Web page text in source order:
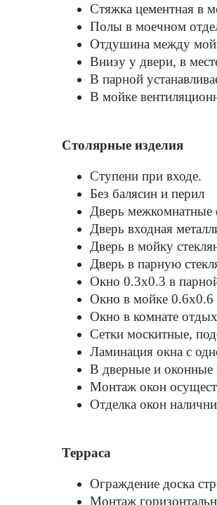
Стяжка цементная в
Полы в моечном
Отдушина между
Внизу у двери, в
В парной
В мойке
Столярные изделия
Ступени при входе.
Без балясин и перил
Дверь
Дверь входная
Дверь в мойку
Дверь в парную
Окно 0.3х0.3 в
Окно в мойке 0.6х0.6
Окно в комнате
Сетки москитные,
Ламинация окна с
В дверные и оконные
Монтаж окон
Отделка окон
Терраса
Ограждение доска
Монтаж